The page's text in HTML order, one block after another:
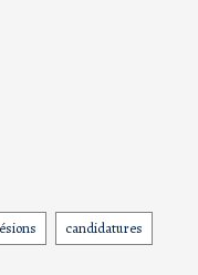
candidatures